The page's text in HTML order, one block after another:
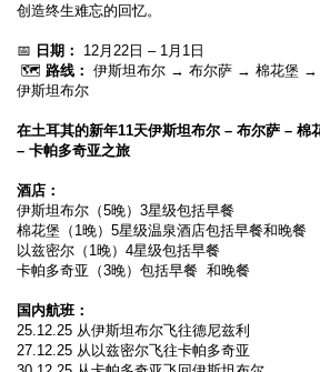
创造终生难忘的回忆。
📅 日期：
12月22日 – 1月1日
🗺️ 路线： 伊斯坦布尔 → 布尔萨 → 棉花堡
伊斯坦布尔
在土耳其的新年11天伊斯坦布尔 – 布尔萨 – 棉
– 卡帕多奇亚之旅
酒店：
伊斯坦布尔（5晚）3星级包括早餐
棉花堡（1晚）5星级温泉酒店包括早餐和晚餐
以兹密尔（1晚）4星级包括早餐
卡帕多奇亚（3晚）包括早餐  和晚餐
国内航班：
25.12.25 从伊斯坦布尔飞往德尼兹利
27.12.25 从以兹密尔飞往卡帕多奇亚